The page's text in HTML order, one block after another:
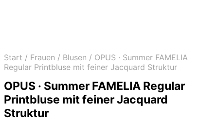
Start / Frauen / Blusen / OPUS · Summer FAMELIA
Regular Printbluse mit feiner Jacquard Struktur
OPUS · Summer FAMELIA Regular
Printbluse mit feiner Jacquard
Struktur